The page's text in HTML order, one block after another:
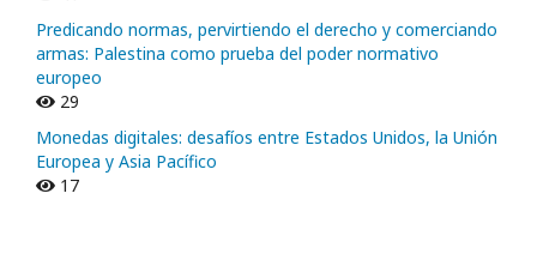
Predicando normas, pervirtiendo el derecho y comerciando
armas: Palestina como prueba del poder normativo
europeo
29
Monedas digitales: desafíos entre Estados Unidos, la Unión
Europea y Asia Pacífico
17